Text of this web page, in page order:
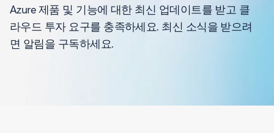
Azure 제품 및 기능에 대한 최신 업데이트를 받고 클
라우드 투자 요구를 충족하세요. 최신 소식을 받으려
면 알림을 구독하세요.